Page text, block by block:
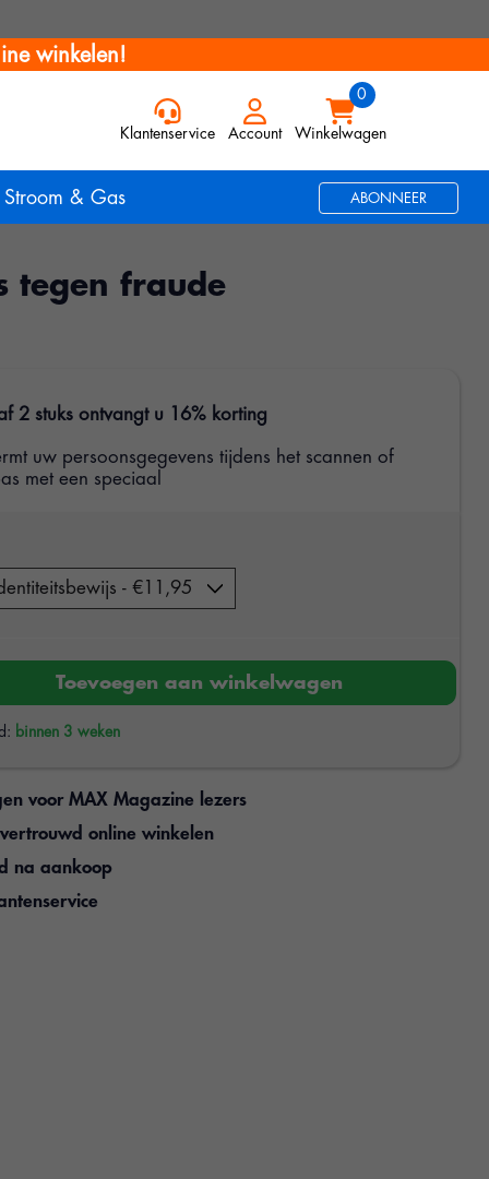
winkelen!
Klantenservice Account Winkelwagen
Stroom & Gas ABONNEER
tegen fraude
2 stuks ontvangt u 16% korting
uw persoonsgegevens tijdens het scannen of
met een speciaal
Toevoegen aan winkelwagen
binnen 3 weken
voor MAX Magazine lezers
online winkelen
na aankoop